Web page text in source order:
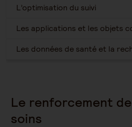
L’optimisation du suivi
Les applications et les objets
Les données de santé et la
Le renforcement de
soins